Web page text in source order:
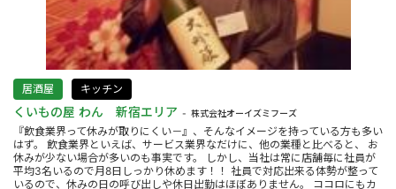
居酒屋 キッチン
くいもの屋 わん 新宿エリア 株式会社オーイズミフーズ
『飲食業界って休みが取りにくい－』、そんなイメージを持っている方も多い
はず。 飲食業界といえば、サービス業界なだけに、他の業種と比べると、 お
休みが少ない場合が多いのも事実です。 しかし、当社は常に店舗毎に社員が
平均3名いるので月8日しっかり休めます！！ 社員で対応出来る体勢が整って
いるので、休みの日の呼び出しや休日出勤はほぼありません。 ココロにもカ